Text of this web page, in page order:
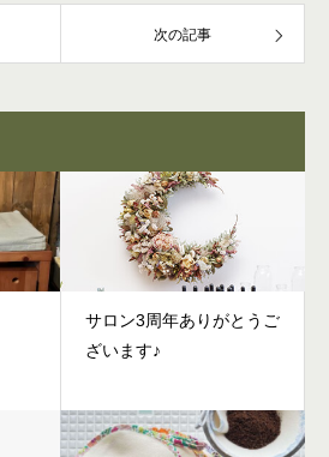
次の記事
サロン3周年ありがとうご
ざいます♪